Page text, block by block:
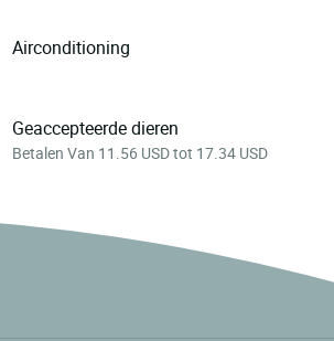
Airconditioning
Geaccepteerde dieren
Betalen Van 11.56 USD tot 17.34 USD